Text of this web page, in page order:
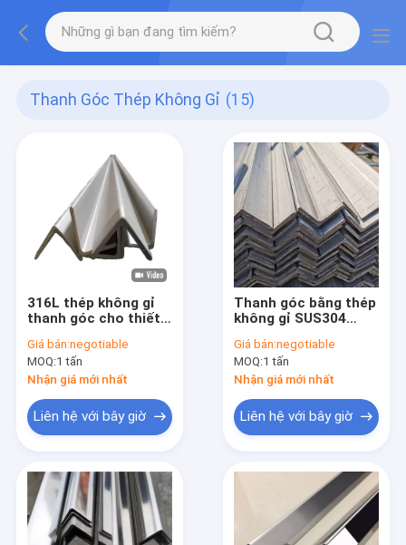
Thanh Góc Thép Không Gỉ (15)
316L thép không gỉ
thanh góc cho thiết
triển phim
Giá bán:negotiable
MOQ:1 tấn
Nhận giá mới nhất
Liên hệ với bây giờ
Thanh góc bằng thép
không gỉ SUS304
cán nóng Góc SS
Giá bán:negotiable
MOQ:1 tấn
Nhận giá mới nhất
Liên hệ với bây giờ